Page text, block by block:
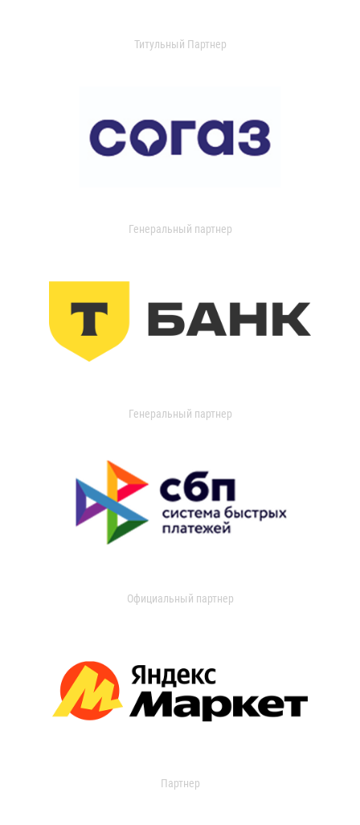
Титульный Партнер
Генеральный партнер
Генеральный партнер
Официальный партнер
Партнер